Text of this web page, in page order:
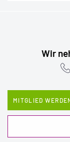
Wir
MITGLIED